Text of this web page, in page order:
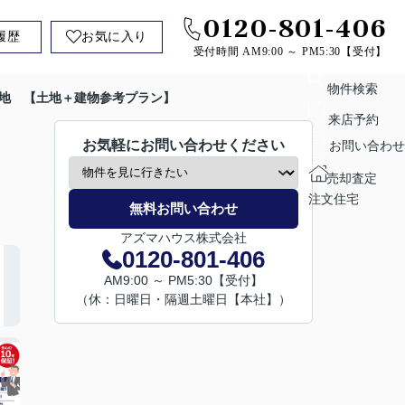
歴 お気に入り 0120-801-406
受付時間 AM9:00 ～ PM5:30【受付】
【土地＋建物参考プラン】
お気軽にお問い合わせください
無料お問い合わせ
アズマハウス株式会社
0120-801-406
AM9:00 ～ PM5:30【受付】
（休：日曜日・隔週土曜日【本社】）
物件検索
来店予約
お問い合わせ
売却査定
注文住宅